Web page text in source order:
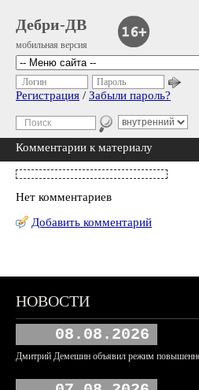
Дебри-ДВ
мобильная версия
Логин Пароль
Регистрация / Забыли пароль?
Комментарии к материалу
Нет комментариев
Добавить комментарий
НОВОСТИ
08.08.2026
Дмитрий Демешин объявил режим